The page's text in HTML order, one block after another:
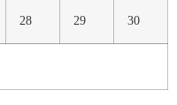
28 29 30